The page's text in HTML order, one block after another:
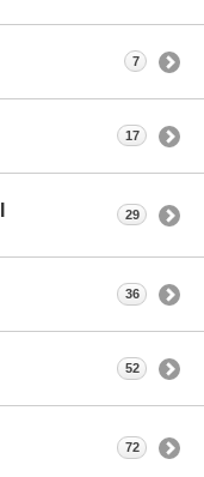
7
17
29
36
52
72